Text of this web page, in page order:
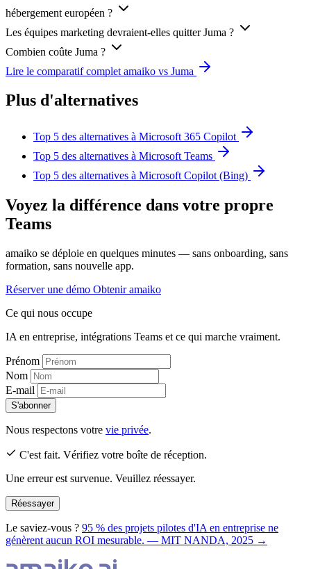
hébergement européen ?
Les équipes marketing devraient-elles quitter Juma ?
Combien coûte Juma ?
Lire le comparatif complet amaiko vs Juma
Plus d'alternatives
Top 5 des alternatives à Microsoft 365 Copilot
Top 5 des alternatives à Microsoft Teams
Top 5 des alternatives à Microsoft Copilot (Bing)
Voyez la différence dans votre propre
Teams
amaiko se déploie en quelques minutes — sans onboarding, sans
formation, sans nouvelle app.
Réserver une démo Obtenir amaiko
Ce qui nous occupe
IA en entreprise, intégrations Teams et ce qui marche vraiment.
Prénom
Nom
E-mail
S'abonner
Nous respectons votre vie privée.
C'est fait. Vérifiez votre boîte de réception.
Une erreur est survenue. Veuillez réessayer.
Réessayer
Le saviez-vous ? 95 % des projets pilotes d'IA en entreprise ne
génèrent aucun ROI mesurable. — MIT NANDA, 2025 →